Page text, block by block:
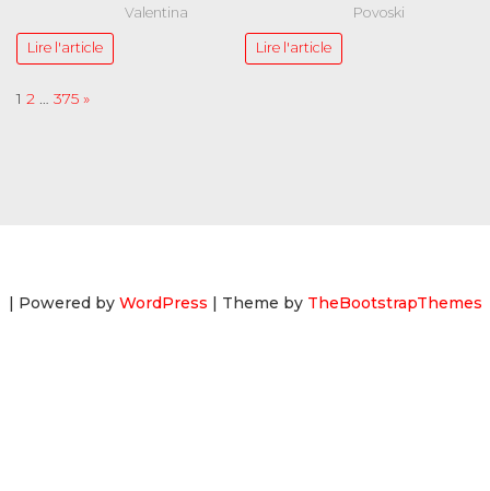
Valentina
Lire l'article
Povoski
Lire l'article
Page:
1 2 … 375 Next
»
| Powered by WordPress | Theme by TheBootstrapThemes